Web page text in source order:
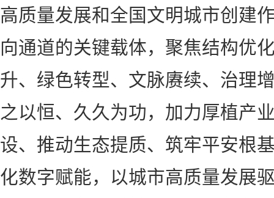
高质量发展和全国文明城市创建
向通道的关键载体，聚焦结构优
升、绿色转型、文脉赓续、治理
之以恒、久久为功，加力厚植产
设、推动生态提质、筑牢平安根
化数字赋能，以城市高质量发展